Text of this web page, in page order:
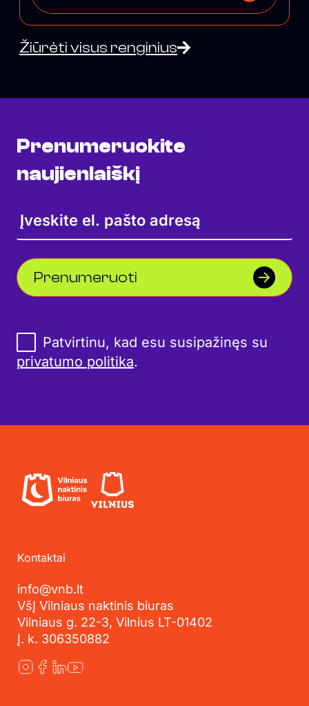
Žiūrėti visus renginius
Prenumeruokite
naujienlaiškį
Prenumeruoti
Patvirtinu, kad esu susipažinęs su
privatumo politika.
Kontaktai
info@vnb.lt
VšĮ Vilniaus naktinis biuras
Vilniaus g. 22-3, Vilnius LT-01402
Į. k. 306350882